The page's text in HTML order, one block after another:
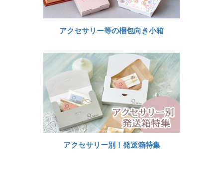
アクセサリー等の梱包向き小箱
アクセサリー別！発送箱特集